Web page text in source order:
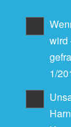
wird
1/